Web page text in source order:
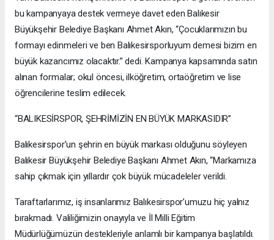
bu kampanyaya destek vermeye davet eden Balıkesir
Büyükşehir Belediye Başkanı Ahmet Akın, “Çocuklarımızın bu
formayı edinmeleri ve ben Balıkesirsporluyum demesi bizim en
büyük kazancımız olacaktır.” dedi. Kampanya kapsamında satın
alınan formalar; okul öncesi, ilköğretim, ortaöğretim ve lise
öğrencilerine teslim edilecek.
“BALIKESİRSPOR, ŞEHRİMİZİN EN BÜYÜK MARKASIDIR”
Balıkesirspor’un şehrin en büyük markası olduğunu söyleyen
Balıkesir Büyükşehir Belediye Başkanı Ahmet Akın, “Markamıza
sahip çıkmak için yıllardır çok büyük mücadeleler verildi.
Taraftarlarımız, iş insanlarımız Balıkesirspor’umuzu hiç yalnız
bırakmadı. Valiliğimizin onayıyla ve İl Milli Eğitim
Müdürlüğümüzün destekleriyle anlamlı bir kampanya başlatıldı.